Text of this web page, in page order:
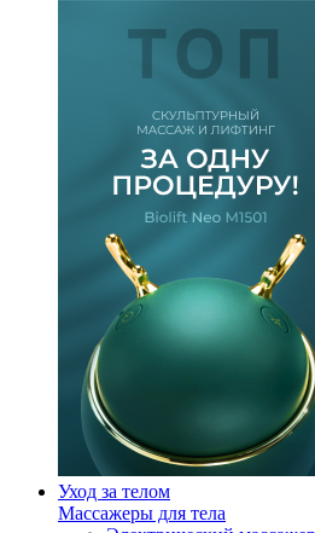
Уход за телом
Массажеры для тела